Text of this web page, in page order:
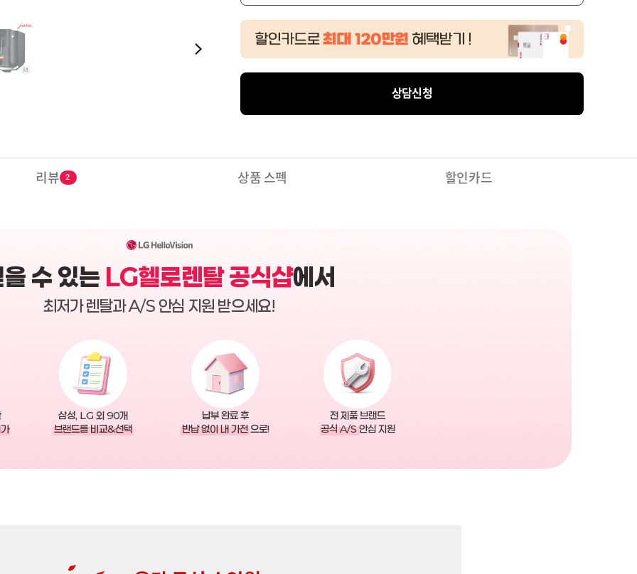
상담신청
리뷰 2 상품 스펙 할인카드
수 있는 LG헬로렌탈 공식샵에서
최저가 렌탈과 A/S 안심 지원 받으세요!
삼성, LG 외 90개
브랜드를 비교&선택
납부 완료 후
반납 없이 내 가전 으로!
전 제품 브랜드
공식 A/S안심 지원